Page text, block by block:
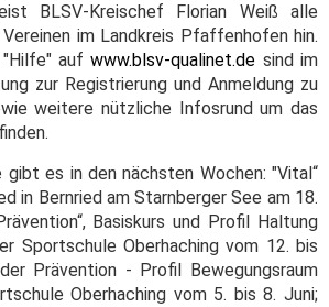
BLSV-Kreischef Florian Weiß alle
im Landkreis Pfaffenhofen hin.
"Hilfe" aufwww.blsv-qualinet.de sind im
zur Registrierung und Anmeldung zu
weitere nützliche Infosrund um das
es in den nächsten Wochen: "Vital“
in Bernried am Starnberger See am 18.
Basiskurs und Profil Haltung
Sportschule Oberhaching vom 12. bis
Prävention - Profil Bewegungsraum
Oberhaching vom 5. bis 8. Juni;